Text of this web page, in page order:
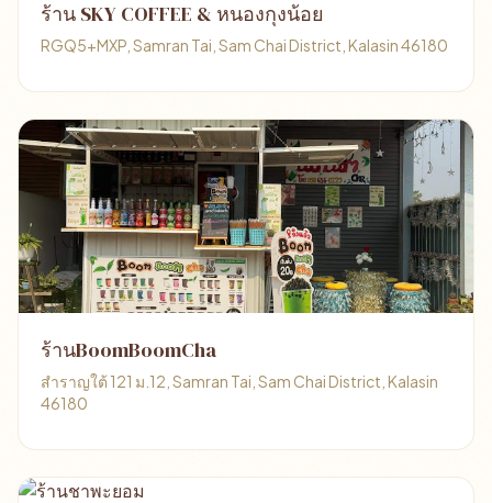
ร้าน SKY COFFEE & หนองกุงน้อย
RGQ5+MXP, Samran Tai, Sam Chai District, Kalasin 46180
ร้านBoomBoomCha
สำราญใต้ 121 ม.12, Samran Tai, Sam Chai District, Kalasin
46180